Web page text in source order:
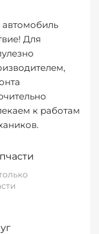
Для
к работам